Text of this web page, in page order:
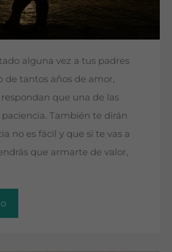
alguna vez a tus padres
de tantos años de amor,
que una de las
paciencia. También te dirán
no es fácil y que si te vas a
que armarte de valor,